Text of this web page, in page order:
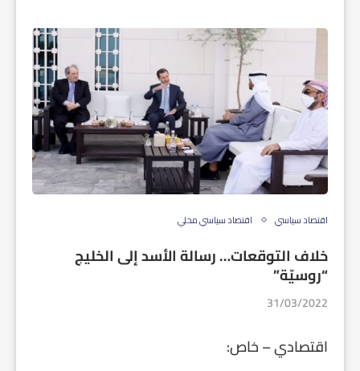
اقتصاد سياسي اقتصاد سياسي محلي
خلاف التوقعات… رسالة الأسد إلى الخليج
“روسيّة”
31/03/2022
اقتصادي – خاص: